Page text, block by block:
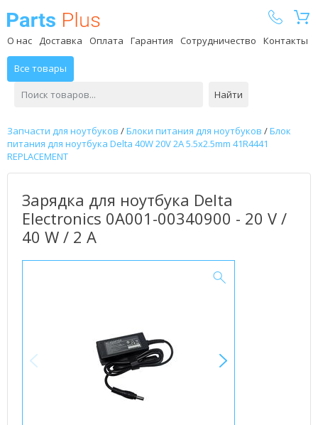
О нас Доставка Оплата Гарантия Сотрудничество Контакты
Все товары
Найти
Запчасти для ноутбуков /Блоки питания для ноутбуков /Блок
питания для ноутбука Delta 40W 20V 2A 5.5x2.5mm 41R4441
REPLACEMENT
Зарядка для ноутбука Delta
Electronics 0A001-00340900 - 20 V /
40 W / 2 А